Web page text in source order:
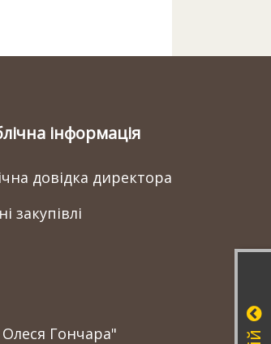
інформація
довідка директора
закупівлі
Олеся Гончара"